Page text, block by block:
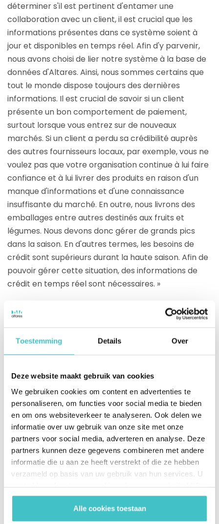
Toestemming Details Over
Deze website maakt gebruik van cookies
We gebruiken cookies om content en advertenties te
personaliseren, om functies voor social media te bieden
en om ons websiteverkeer te analyseren. Ook delen we
informatie over uw gebruik van onze site met onze
partners voor social media, adverteren en analyse. Deze
partners kunnen deze gegevens combineren met andere
informatie die u aan ze heeft verstrekt of die ze hebben
verzameld op basis van uw gebruik van hun services. U
gebruiken.
Alle cookies toestaan
déterminer s'il est pertinent d'entamer une
collaboration avec un client, il est crucial que les
informations présentes dans ce système soient à
jour et disponibles en temps réel. Afin d'y parvenir,
nous avons choisi de lier notre système à la base de
données d'Altares. Ainsi, nous sommes certains que
tout le monde dispose toujours des dernières
informations. Il est crucial de savoir si un client
présente un bon comportement de paiement,
surtout lorsque vous entrez sur de nouveaux
marchés. Si un client a perdu sa crédibilité auprès
des autres fournisseurs locaux, par exemple, vous ne
voulez pas que votre organisation continue à lui faire
confiance et à lui livrer des produits en raison d'un
manque d'informations et d'une connaissance
insuffisante du marché. En outre, nous livrons des
emballages entre autres destinés aux fruits et
légumes. Nous devons donc gérer de grands pics
dans la saison. En d'autres termes, les besoins de
crédit sont supérieurs durant la haute saison. Afin de
pouvoir gérer cette situation, des informations de
crédit en temps réel sont nécessaires. »
Décisions d'entreprise
interventions humaines. « Étant donné que nous
disposons désormais automatiquement de données
à jour, nous ne devons plus craindre qu'un
collaborateur ait oublié de demander les
informations de crédit. Le système indique en temps
réel les performances financières de nos clients et
clients potentiels. Dès que nous recevons une
demande de livraison, la solvabilité du client est
directement vérifiée. Grâce à notre collaboration
avec Altares, nous évitons maintenant de servir des
clients qui ne sont pas réputés solvables. »